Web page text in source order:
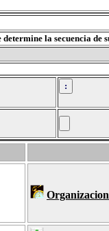
la secuencia de